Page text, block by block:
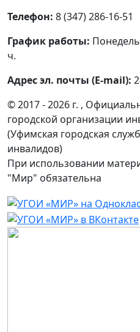
Телефон: 8 (347) 286-16-51
График работы:
ч.
Адрес эл. почты (E-mail):
© 2017 - 2026 г. ,
городской организации
(Уфимская городская
инвалидов)
При использовании
"Мир" обязательна